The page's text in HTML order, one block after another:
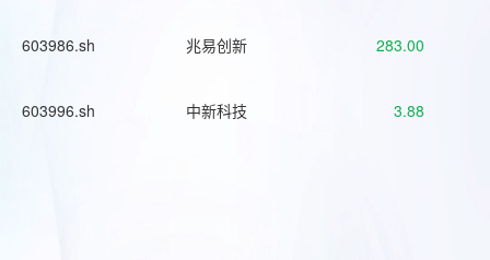
603986.sh 兆易创新 283.00
603996.sh 中新科技 3.88